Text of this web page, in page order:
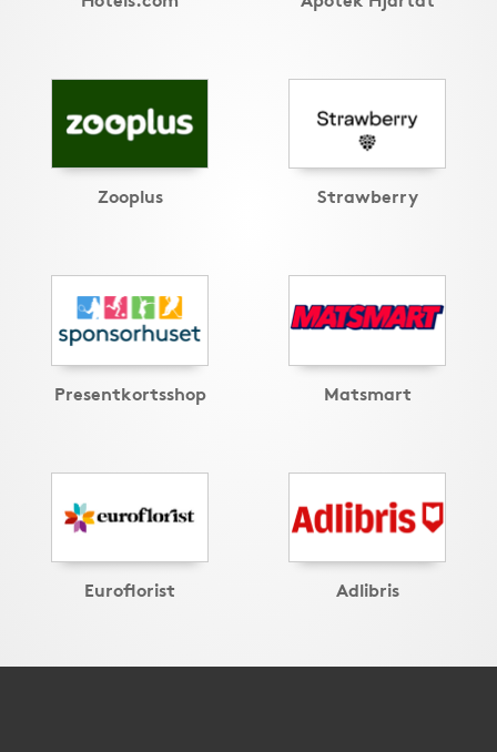
Zooplus Strawberry
Presentkortsshop Matsmart
Euroflorist Adlibris